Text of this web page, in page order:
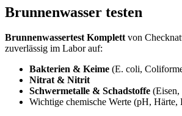
Brunnenwasser testen
Brunnenwassertest Komplettvon
zuverlässig im Labor auf:
Bakterien & Keime (E. coli,
Nitrat & Nitrit
Schwermetalle & Schadstoffe
Wichtige chemische Werte (pH,